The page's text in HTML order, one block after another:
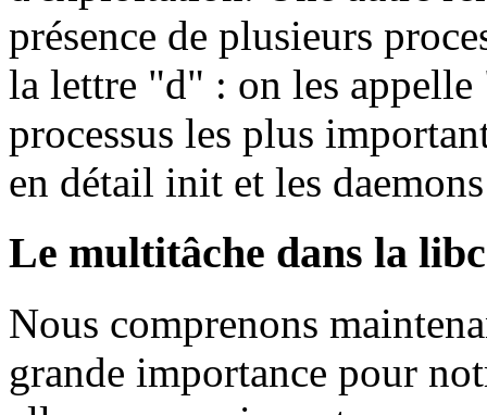
présence de plusieurs
la lettre "d" : on les
processus les plus
en détail init et les
Le multitâche dans la libc
Nous comprenons
grande importance pour